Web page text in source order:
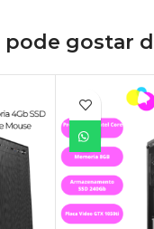
pode gostar